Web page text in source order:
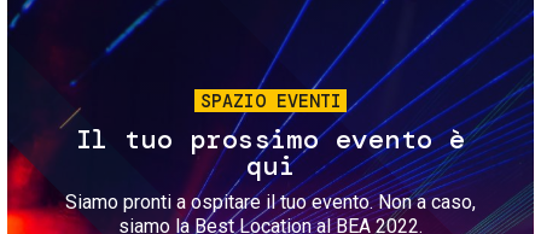
SPAZIO EVENTI
Il tuo prossimo evento è
qui
Siamo pronti a ospitare il tuo evento. Non a caso,
siamo la Best Location al BEA 2022.